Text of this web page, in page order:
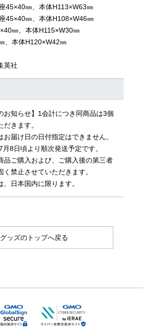
45×40㎜、本体H113×W63㎜
45×40㎜、本体H108×W46㎜
㎜、本体H115×W30㎜
、本体H120×W42㎜
英社
お知らせ】1会計につき同商品は3個
きます。
届け日の日付指定はできません。
8日頃より順次発送予定です。
ご購入および、ご購入後の第三者
く禁止させていただきます。
日本国内に限ります。
グッズのトップへ戻る